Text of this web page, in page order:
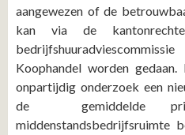
aangewezen of de
kan via de
Koophandel worden
onpartijdig onderzoek een
de gemiddelde
middenstandsbedrijfsruimte